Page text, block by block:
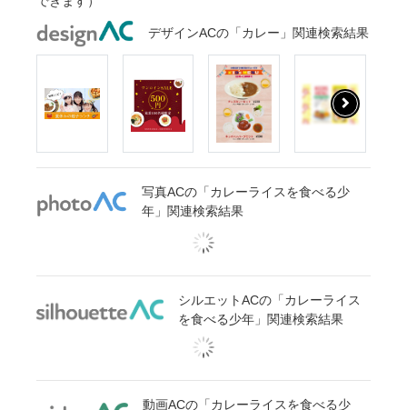
デザインACの「カレー」関連検索結果
写真ACの「カレーライスを食べる少
年」関連検索結果
シルエットACの「カレーライス
を食べる少年」関連検索結果
動画ACの「カレーライスを食べる少